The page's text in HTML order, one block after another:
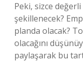
Peki, sizce değerli
şekillenecek?
planda olacak?
olacağını
paylaşarak bu